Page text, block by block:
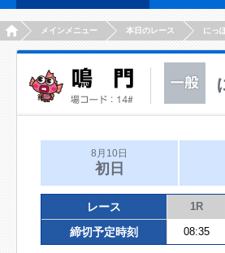
HOMEメインメニュー 本日のレース にっ
8月10日
初日
レース 1R
締切予定時刻 08:35